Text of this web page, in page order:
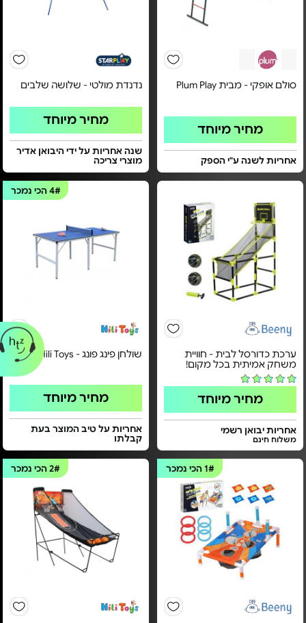
סולם אופקי - מבית Plum Play
מחיר מיוחד
אחריות לשנה ע"י הספק
נדנדת מולטי - שלושה שלבים
מחיר מיוחד
שנה אחריות על ידי היבואן אדיר
מוצרי צריכה
ערכת כדורסל לבית - חוויית
משחק אמיתית בכל מקום!
מחיר מיוחד
אחריות יבואן רשמי
משלוח חינם
4#הכי נמכר
שולחן פינג פונג - Hili Toys
מחיר מיוחד
אחריות על טיב המוצר בעת
קבלתו
1#הכי נמכר 2#הכי נמכר